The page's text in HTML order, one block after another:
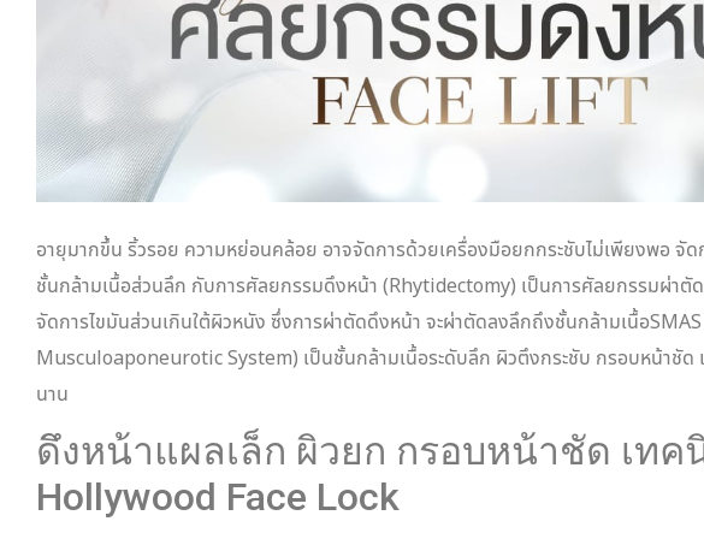
อายุมากขึ้น ริ้วรอย ความหย่อนคล้อย อาจจัดการด้วยเครื่องมือยกกระชับไม่เพียงพอ จั
ชั้นกล้ามเนื้อส่วนลึก กับการศัลยกรรมดึงหน้า (Rhytidectomy) เป็นการศัลยกรรมผ่าตั
จัดการไขมันส่วนเกินใต้ผิวหนัง ซึ่งการผ่าตัดดึงหน้า จะผ่าตัดลงลึกถึงชั้นกล้ามเนื้อ
Musculoaponeurotic System) เป็นชั้นกล้ามเนื้อระดับลึก ผิวตึงกระชับ กรอบหน้าชัด
นาน
ดึงหน้าแผลเล็ก ผิวยก กรอบหน้าชัด เทค
Hollywood Face Lock